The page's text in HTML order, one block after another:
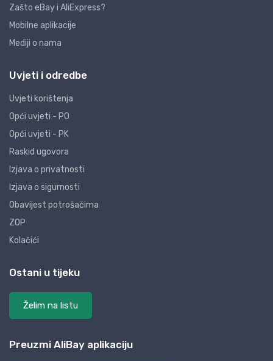
Zašto eBay i AliExpress?
Mobilne aplikacije
Mediji o nama
Uvjeti i odredbe
Uvjeti korištenja
Opći uvjeti - PO
Opći uvjeti - PK
Raskid ugovora
Izjava o privatnosti
Izjava o sigurnosti
Obavijest potrošačima
ZOP
Kolačići
Ostani u tijeku
Želim na listu
Preuzmi AliBay aplikaciju